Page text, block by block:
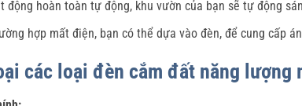
động hoàn toàn tự động, khu vườn của bạn sẽ tự động
hợp mất điện, bạn có thể dựa vào đèn, để cung cấp
các loại đèn cắm đất năng lượng